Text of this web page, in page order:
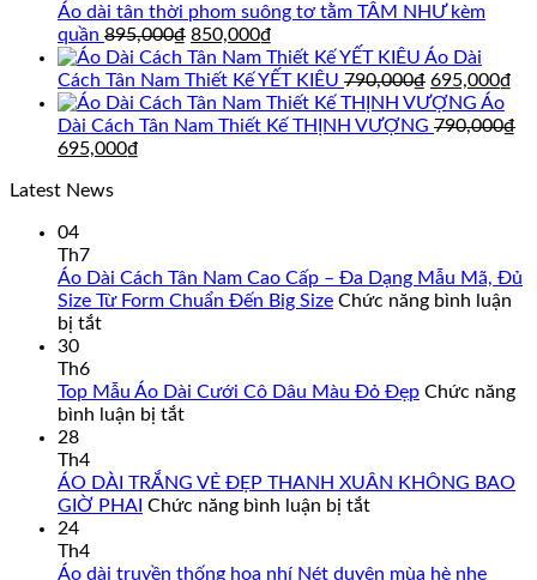
695,000₫.là:
595,000₫.
Áo dài tân thời phom suông tơ tằm TÂM NHƯ kèm
quần 895,000₫ Giá
gốc
là:
895,000₫.
850,000₫
hiện
tại
là:
850,000₫.
Áo Dài
Cách Tân Nam Thiết Kế YẾT KIÊU 790,000₫ Giá
gốc
là:
695,000₫
tại
Áo
Dài Cách Tân Nam Thiết Kế THỊNH VƯỢNG 790,000₫
Giá
là:
695,000₫
Latest News
04
Th7
Áo Dài Cách Tân Nam Cao Cấp – Đa Dạng Mẫu Mã, Đủ
Size Từ Form Chuẩn Đến Big Size Chức năng bình luận
bị tắtở
Cách
Tân
Cấp
–
Mẫu
30
Th6
Top Mẫu Áo Dài Cưới Cô Dâu Màu Đỏ Đẹp Chức năng
bình luận bị tắtở
Áo
Dài
Dâu
28
Th4
ÁO DÀI TRẮNG VẺ ĐẸP THANH XUÂN KHÔNG BAO
GIỜ PHAI Chức năng bình luận bị tắtở
TRẮNG
24
Th4
Áo dài truyền thống hoa nhí Nét duyên mùa hè nhẹ